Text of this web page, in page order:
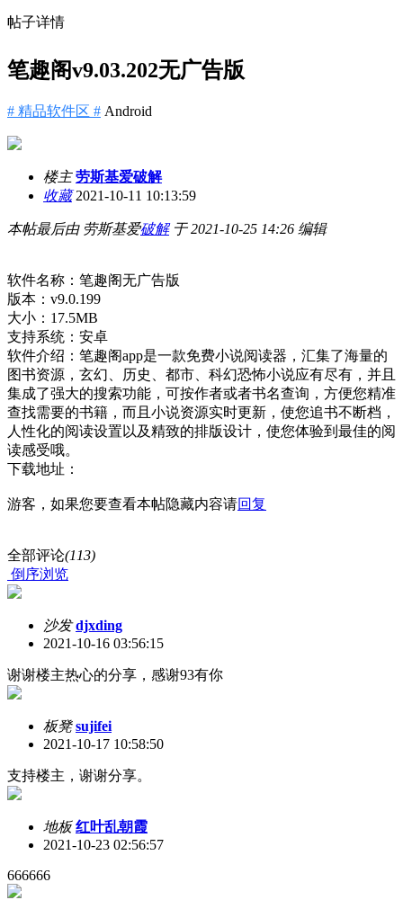
帖子详情
笔趣阁v9.03.202无广告版
# 精品软件区 # Android
楼主 劳斯基爱破解
收藏2021-10-11 10:13:59
本帖最后由 劳斯基爱破解于 2021-10-25 14:26 编辑
软件名称：笔趣阁无广告版
版本：v9.0.199
大小：17.5MB
支持系统：安卓
软件介绍：笔趣阁app是一款免费小说阅读器，汇集了海量的
图书资源，玄幻、历史、都市、科幻恐怖小说应有尽有，并且
集成了强大的搜索功能，可按作者或者书名查询，方便您精准
查找需要的书籍，而且小说资源实时更新，使您追书不断档，
人性化的阅读设置以及精致的排版设计，使您体验到最佳的阅
读感受哦。
下载地址：
游客，如果您要查看本帖隐藏内容请回复
全部评论(113)
倒序浏览
沙发 djxding
2021-10-16 03:56:15
谢谢楼主热心的分享，感谢93有你
板凳 sujifei
2021-10-17 10:58:50
支持楼主，谢谢分享。
地板 红叶乱朝霞
2021-10-23 02:56:57
666666